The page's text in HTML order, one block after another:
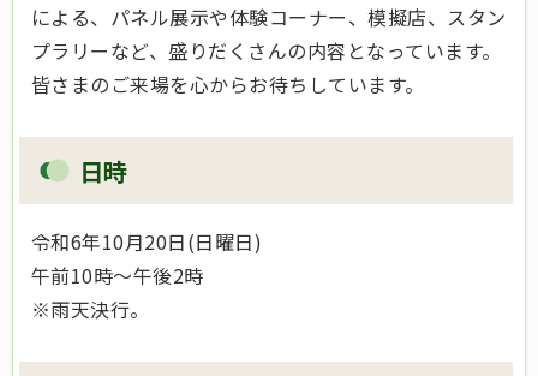
による、パネル展示や体験コーナー、模擬店、スタン
プラリーなど、盛りだくさんの内容となっています。
皆さまのご来場を心からお待ちしています。
日時
令和6年10月20日(日曜日)
午前10時～午後2時
※雨天決行。